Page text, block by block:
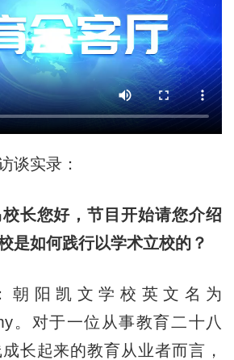
实录：
长您好，节目开始请您介绍
是如何践行以学术立校的？
阳凯文学校英文名为
。对于一位从事教育二十八
长起来的教育从业者而言，